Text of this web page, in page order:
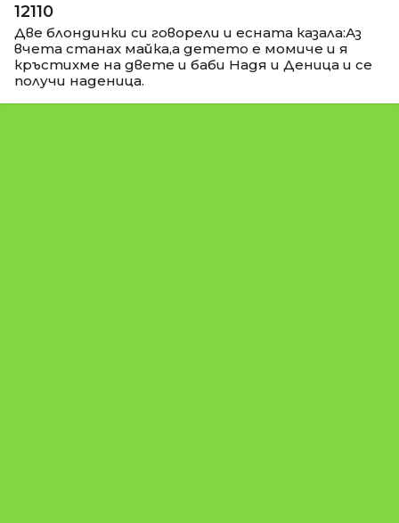
12110
Две блондинки си говорели и есната казала:Аз
вчета станах майка,а детето е момиче и я
кръстихме на двете и баби Надя и Деница и се
получи наденица.